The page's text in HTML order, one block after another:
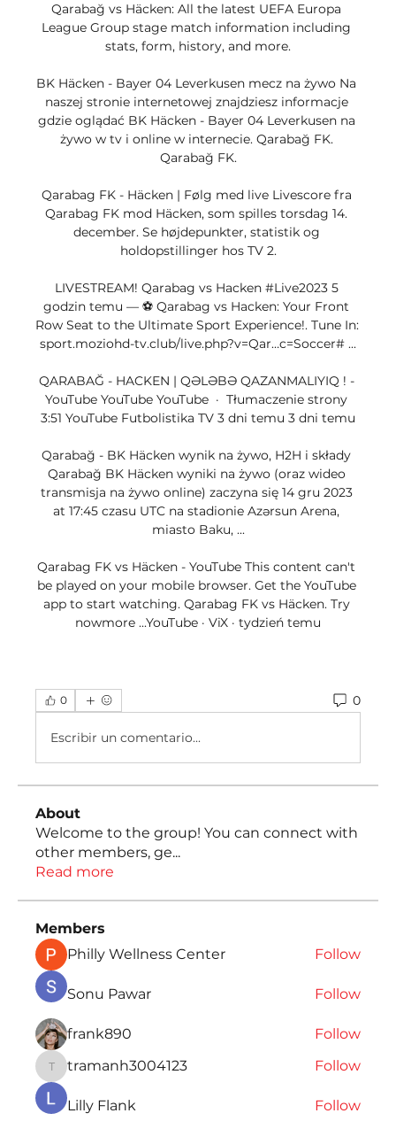
Qarabağ vs Häcken: All the latest UEFA Europa
League Group stage match information including
stats, form, history, and more.
BK Häcken - Bayer 04 Leverkusen mecz na żywo Na
naszej stronie internetowej znajdziesz informacje
gdzie oglądać BK Häcken - Bayer 04 Leverkusen na
żywo w tv i online w internecie. Qarabağ FK.
Qarabağ FK.
Qarabag FK - Häcken | Følg med live Livescore fra
Qarabag FK mod Häcken, som spilles torsdag 14.
december. Se højdepunkter, statistik og
holdopstillinger hos TV 2.
LIVESTREAM! Qarabag vs Hacken #Live2023 5
godzin temu — ⚽ Qarabag vs Hacken: Your Front
Row Seat to the Ultimate Sport Experience!. Tune In:
sport.moziohd-tv.club/live.php?v=Qar…c=Soccer# ...
QARABAĞ - HACKEN | QƏLƏBƏ QAZANMALIYIQ ! -
YouTube YouTube YouTube  ·  Tłumaczenie strony
3:51 YouTube Futbolistika TV 3 dni temu 3 dni temu
Qarabağ - BK Häcken wynik na żywo, H2H i składy
Qarabağ BK Häcken wyniki na żywo (oraz wideo
transmisja na żywo online) zaczyna się 14 gru 2023
at 17:45 czasu UTC na stadionie Azərsun Arena,
miasto Baku, ...
Qarabag FK vs Häcken - YouTube This content can't
be played on your mobile browser. Get the YouTube
app to start watching. Qarabag FK vs Häcken. Try
nowmore ...YouTube · ViX · tydzień temu
0 0
Escribir un comentario...
About
Welcome to the group! You can connect with
other members, ge...
Read more
Members
Philly Wellness Center
Follow
Sonu Pawar Follow
frank890 Follow
tramanh3004123
tramanh3004123 Follow
Lilly Flank Follow